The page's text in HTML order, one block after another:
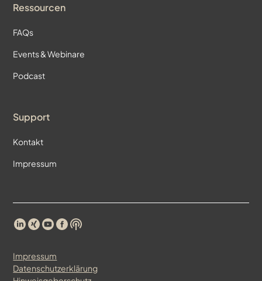
Ressourcen
FAQs
Events & Webinare
Podcast
Support
Kontakt
Impressum
Impressum
Datenschutzerklärung